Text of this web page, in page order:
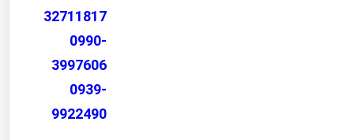
32711817
0990-
3997606
0939-
9922490